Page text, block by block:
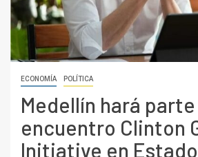
ECONOMÍA POLÍTICA
Medellín hará
encuentro Clinton
Initiative en